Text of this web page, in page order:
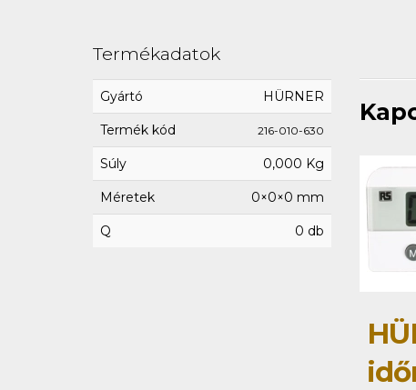
Termékadatok
Gyártó HÜRNER
Termék kód 216-010-630
Súly 0,000 Kg
Méretek 0×0×0 mm
Q 0 db